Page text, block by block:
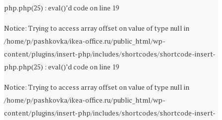
php.php(25) : eval()’d code on line 19
Notice: Trying to access array offset on value of type null in
/home/p/pashkovka/ikea-office.ru/public_html/wp-
content/plugins/insert-php/includes/shortcodes/shortcode-insert-
php.php(25) : eval()’d code on line 19
Notice: Trying to access array offset on value of type null in
/home/p/pashkovka/ikea-office.ru/public_html/wp-
content/plugins/insert-php/includes/shortcodes/shortcode-insert-